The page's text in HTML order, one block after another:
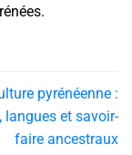
pyrénéenne :
langues et savoir-
faire ancestraux